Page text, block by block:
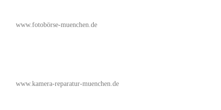
www.fotobörse-muenchen.de
www.kamera-reparatur-muenchen.de